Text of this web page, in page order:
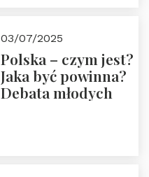
03/07/2025
Polska – czym jest?
Jaka być powinna?
Debata młodych